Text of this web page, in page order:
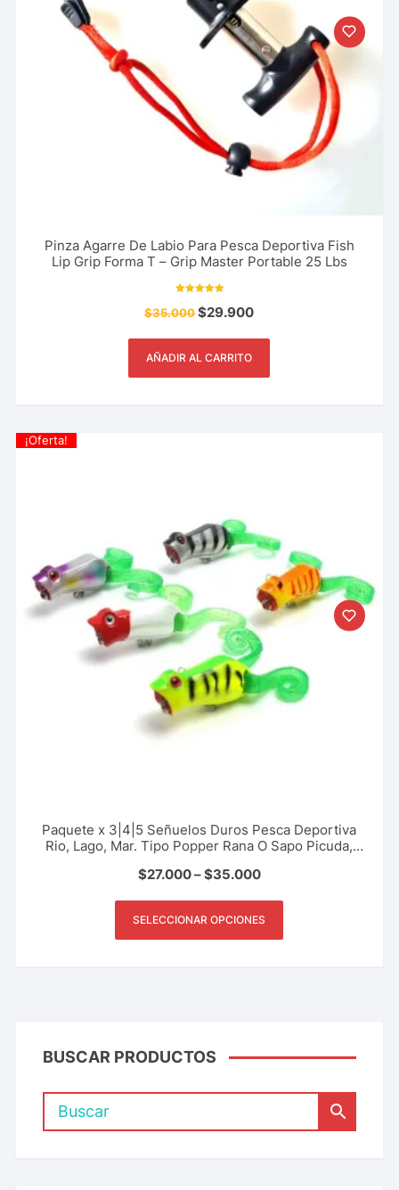
Pinza Agarre De Labio Para Pesca Deportiva Fish
Lip Grip Forma T – Grip Master Portable 25 Lbs
5.00
de 5
$35.000$29.900
AÑADIR AL CARRITO
¡Oferta!
Paquete x 3|4|5 Señuelos Duros Pesca Deportiva
Rio, Lago, Mar. Tipo Popper Rana O Sapo Picuda,
$27.000–$35.000
SELECCIONAR OPCIONES
BUSCAR PRODUCTOS